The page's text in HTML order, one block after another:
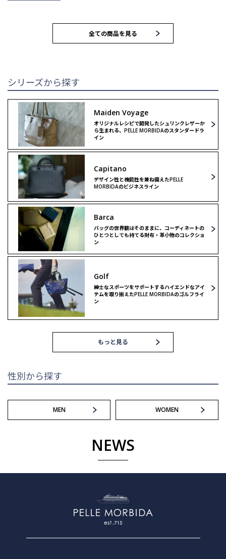
ウォレット
クラッチ＆
セカンドバッグ
バックパック
ボストンバッグ
ショルダーバッグ
リミテッドモデル
ゴルフ
ウォレット
クラッチ＆
セカンドバッグ
ゴルフ
全ての商品を見る
シリーズから探す
Maiden Voyage
オリジナルレシピで開発したシュリンクレザーか
ら生まれる、PELLE MORBIDAのスタンダードラ
イン
Capitano
デザイン性と機能性を兼ね備えたPELLE
MORBIDAのビジネスライン
Barca
バッグの世界観はそのままに、コーディネートの
ひとつとしても持てる財布・革小物のコレクショ
ン
Golf
紳士なスポーツをサポートするハイエンドなアイ
テムを取り揃えたPELLE MORBIDAのゴルフライ
ン
もっと見る
性別から探す
MEN WOMEN
NEWS